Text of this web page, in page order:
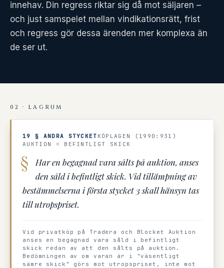
innehav. Din regress riktar sig då mot säljaren –
och just samspelet mellan vindikationsrätt, frist
och regress gör dessa ärenden mer komplexa än
de ser ut.
02 · LAGRUM
19 § ANDRA STYCKET KÖPLAGEN (1990:931)
AUKTION = BEFINTLIGT SKICK
Har en begagnad vara sålts på auktion, anses
den såld i befintligt skick. Vid tillämpning av
bestämmelserna i första stycket 3 skall hänsyn tas
till utropspriset.
Vid privatköp på Tradera och Blocket Auktion
anses en begagnad vara såld i befintligt
skick redan av att den sålts på auktion.
Bedömningen av om varan är i "väsentligt
sämre skick" görs mot utropspriset, inte mot